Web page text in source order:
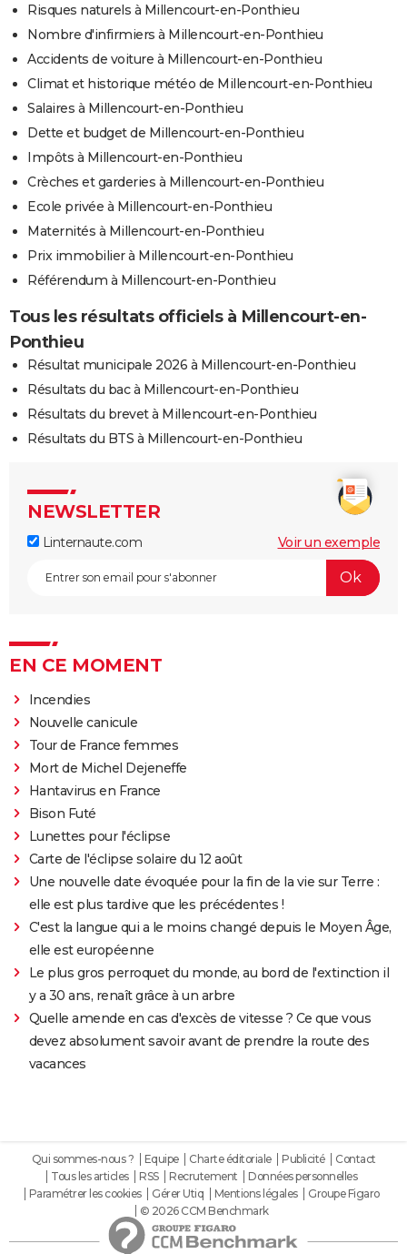
Risques naturels à Millencourt-en-Ponthieu
Nombre d'infirmiers à Millencourt-en-Ponthieu
Accidents de voiture à Millencourt-en-Ponthieu
Climat et historique météo de Millencourt-en-Ponthieu
Salaires à Millencourt-en-Ponthieu
Dette et budget de Millencourt-en-Ponthieu
Impôts à Millencourt-en-Ponthieu
Crèches et garderies à Millencourt-en-Ponthieu
Ecole privée à Millencourt-en-Ponthieu
Maternités à Millencourt-en-Ponthieu
Prix immobilier à Millencourt-en-Ponthieu
Référendum à Millencourt-en-Ponthieu
Tous les résultats officiels à Millencourt-en-
Ponthieu
Résultat municipale 2026 à Millencourt-en-Ponthieu
Résultats du bac à Millencourt-en-Ponthieu
Résultats du brevet à Millencourt-en-Ponthieu
Résultats du BTS à Millencourt-en-Ponthieu
NEWSLETTER
Linternaute.com Voir un exemple
EN CE MOMENT
Incendies
Nouvelle canicule
Tour de France femmes
Mort de Michel Dejeneffe
Hantavirus en France
Bison Futé
Lunettes pour l'éclipse
Carte de l'éclipse solaire du 12 août
Une nouvelle date évoquée pour la fin de la vie sur Terre :
elle est plus tardive que les précédentes !
C'est la langue qui a le moins changé depuis le Moyen Âge,
elle est européenne
Le plus gros perroquet du monde, au bord de l'extinction il
y a 30 ans, renaît grâce à un arbre
Quelle amende en cas d'excès de vitesse ? Ce que vous
devez absolument savoir avant de prendre la route des
vacances
Qui sommes-nous ? Equipe Charte éditoriale Publicité
Contact
Tous les articles
RSS Recrutement
Données personnelles
Paramétrer les cookies
Gérer Utiq Mentions légales
Groupe Figaro
© 2026 CCM Benchmark